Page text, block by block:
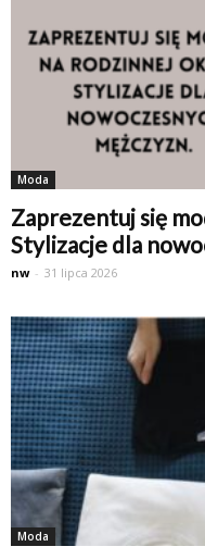
Moda
Zaprezentuj się
Stylizacje dla
nw - 31 lipca 2026
Moda